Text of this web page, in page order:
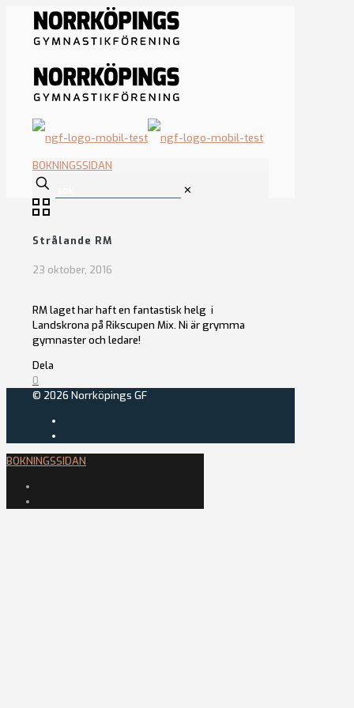
BOKNINGSSIDAN
✕
Strålande RM
23 oktober, 2016
RM laget har haft en fantastisk helg i
Landskrona på Rikscupen Mix. Ni är grymma
gymnaster och ledare!
Dela
0
© 2026 Norrköpings GF
BOKNINGSSIDAN